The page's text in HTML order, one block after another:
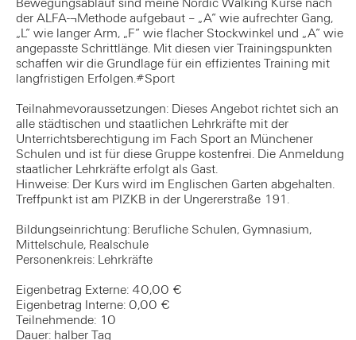
Bewegungsablauf sind meine Nordic Walking Kurse nach
der ALFA-¬Methode aufgebaut – „A“ wie aufrechter Gang,
„L“ wie langer Arm, „F“ wie flacher Stockwinkel und „A“ wie
angepasste Schrittlänge. Mit diesen vier Trainingspunkten
schaffen wir die Grundlage für ein effizientes Training mit
langfristigen Erfolgen.#Sport
Teilnahmevoraussetzungen: Dieses Angebot richtet sich an
alle städtischen und staatlichen Lehrkräfte mit der
Unterrichtsberechtigung im Fach Sport an Münchener
Schulen und ist für diese Gruppe kostenfrei. Die Anmeldung
staatlicher Lehrkräfte erfolgt als Gast.
Hinweise: Der Kurs wird im Englischen Garten abgehalten.
Treffpunkt ist am PIZKB in der Ungererstraße 191.
Bildungseinrichtung: Berufliche Schulen, Gymnasium,
Mittelschule, Realschule
Personenkreis: Lehrkräfte
Eigenbetrag Externe: 40,00 €
Eigenbetrag Interne: 0,00 €
Teilnehmende: 10
Dauer: halber Tag